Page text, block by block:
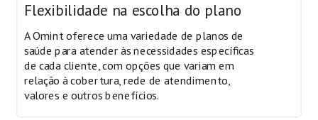
Flexibilidade na escolha do plano
A Omint oferece uma variedade de planos de
saúde para atender às necessidades específicas
de cada cliente, com opções que variam em
relação à cobertura, rede de atendimento,
valores e outros benefícios.